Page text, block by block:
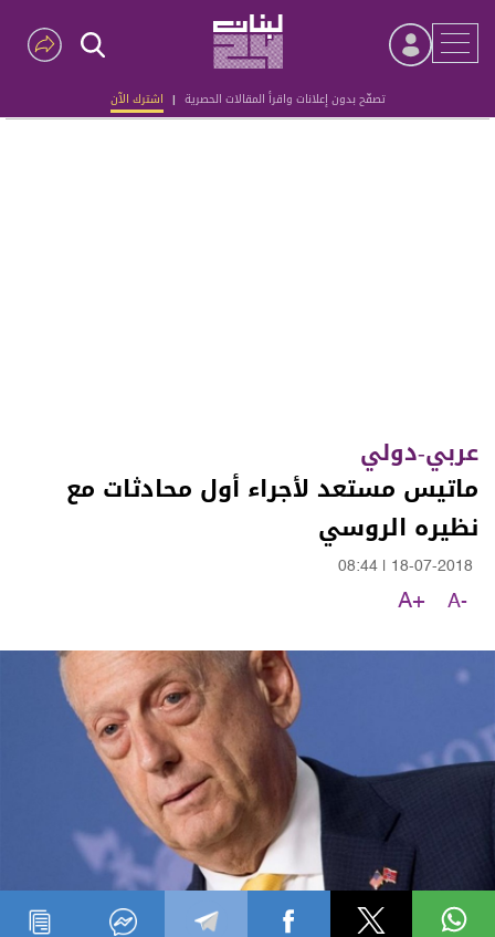
تصفّح بدون إعلانات واقرأ المقالات الحصرية | اشترك الآن
Advertisement
عربي-دولي
ماتيس مستعد لأجراء أول محادثات مع
نظيره الروسي
18-07-2018
08:44
A-
A+